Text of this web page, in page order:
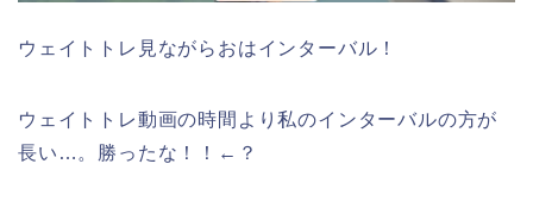
ウェイトトレ見ながらおはインターバル！
ウェイトトレ動画の時間より私のインターバルの方が
長い…。勝ったな！！←？